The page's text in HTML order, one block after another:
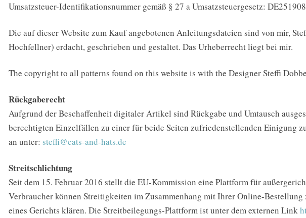
Umsatzsteuer-Identifikationsnummer gemäß § 27 a Umsatzsteuergesetz:
Die auf dieser Website zum Kauf angebotenen Anleitungsdateien sind von mir,
Hochfellner) erdacht, geschrieben und gestaltet. Das Urheberrecht liegt bei mir.
The copyright to all patterns found on this website is with the Designer Steffi
Rückgaberecht
Aufgrund der Beschaffenheit digitaler Artikel sind Rückgabe und Umtausch
berechtigten Einzelfällen zu einer für beide Seiten zufriedenstellenden Einigung
an unter: steffi@cats-and-hats.de
Streitschlichtung
Seit dem 15. Februar 2016 stellt die EU-Kommission eine Plattform für
Verbraucher können Streitigkeiten im Zusammenhang mit Ihrer Online-
eines Gerichts klären. Die Streitbeilegungs-Plattform ist unter dem externen Link